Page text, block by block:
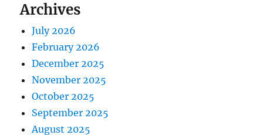
Archives
July 2026
February 2026
December 2025
November 2025
October 2025
September 2025
August 2025